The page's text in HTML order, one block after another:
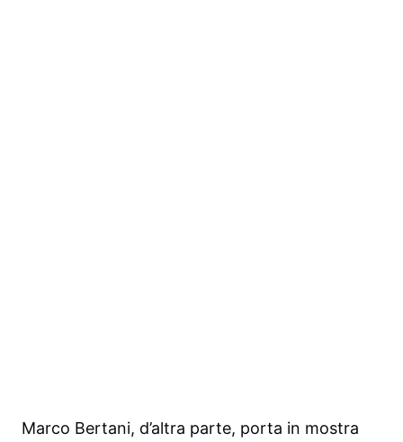
Marco Bertani, d’altra parte, porta in mostra